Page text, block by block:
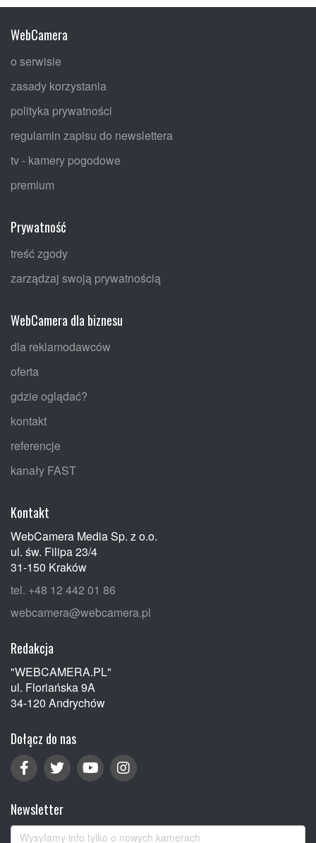
WebCamera
o serwisie
zasady korzystania
polityka prywatności
regulamin zapisu do newslettera
tv - kamery pogodowe
premium
Prywatność
treść zgody
zarządzaj swoją prywatnością
WebCamera dla biznesu
dla reklamodawców
oferta
gdzie oglądać?
kontakt
referencje
kanały FAST
Kontakt
WebCamera Media Sp. z o.o.
ul. św. Filipa 23/4
31-150 Kraków
tel. +48 12 442 01 86
webcamera@webcamera.pl
Redakcja
"WEBCAMERA.PL"
ul. Floriańska 9A
34-120 Andrychów
Dołącz do nas
Newsletter